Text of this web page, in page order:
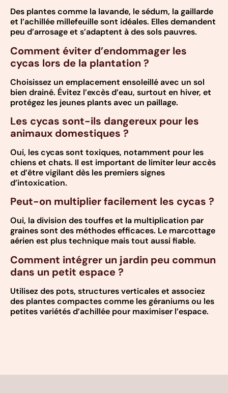
Des plantes comme la lavande, le sédum, la gaillarde
et l’achillée millefeuille sont idéales. Elles demandent
peu d’arrosage et s’adaptent à des sols pauvres.
Comment éviter d’endommager les
cycas lors de la plantation ?
Choisissez un emplacement ensoleillé avec un sol
bien drainé. Évitez l’excès d’eau, surtout en hiver, et
protégez les jeunes plants avec un paillage.
Les cycas sont-ils dangereux pour les
animaux domestiques ?
Oui, les cycas sont toxiques, notamment pour les
chiens et chats. Il est important de limiter leur accès
et d’être vigilant dès les premiers signes
d’intoxication.
Peut-on multiplier facilement les cycas ?
Oui, la division des touffes et la multiplication par
graines sont des méthodes efficaces. Le marcottage
aérien est plus technique mais tout aussi fiable.
Comment intégrer un jardin peu commun
dans un petit espace ?
Utilisez des pots, structures verticales et associez
des plantes compactes comme les géraniums ou les
petites variétés d’achillée pour maximiser l’espace.